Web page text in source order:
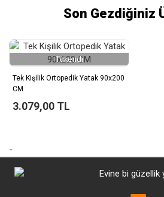
Son Gezdiğiniz
Tükendi
Tek Kişilik Ortopedik Yatak 90x200
CM
3.079,00 TL
-